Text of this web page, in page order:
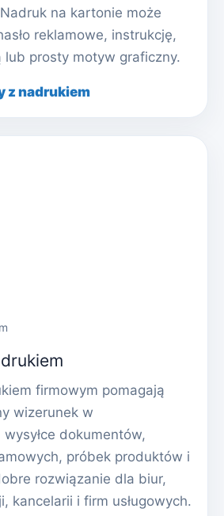
na kartonie może
reklamowe, instrukcję,
lub prosty motyw graficzny.
z nadrukiem
firmowym pomagają
wizerunek w
dokumentów,
próbek produktów i
rozwiązanie dla biur,
kancelarii i firm usługowych.